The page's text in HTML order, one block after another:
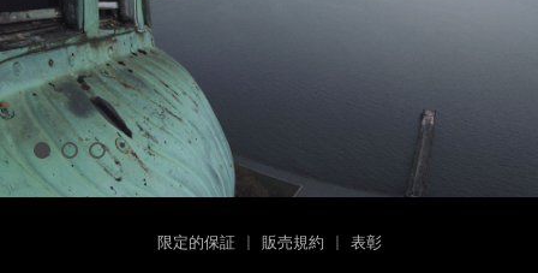
限定的保証| 販売規約 表彰